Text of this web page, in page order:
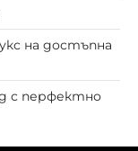
на достъпна
с перфектно